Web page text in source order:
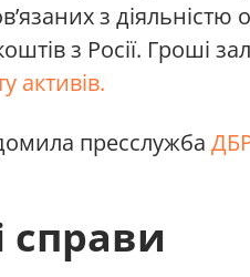
з
з Росії. Гроші
активів.
пресслужба
справи